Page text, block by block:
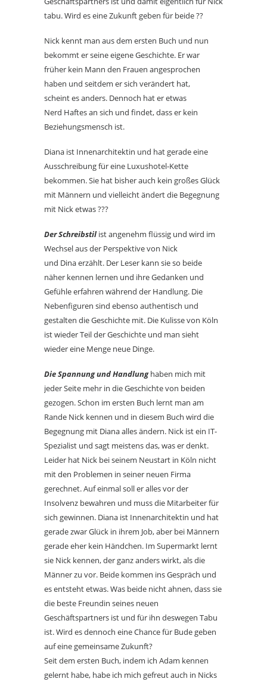
tabu. Wird es eine Zukunft geben für beide ??
Nick kennt man aus dem ersten Buch und nun
bekommt er seine eigene Geschichte. Er war
früher kein Mann den Frauen angesprochen
haben und seitdem er sich verändert hat,
scheint es anders. Dennoch hat er etwas
Nerd Haftes an sich und findet, dass er kein
Beziehungsmensch ist.
Diana ist Innenarchitektin und hat gerade eine
Ausschreibung für eine Luxushotel-Kette
bekommen. Sie hat bisher auch kein großes Glück
mit Männern und vielleicht ändert die Begegnung
mit Nick etwas ???
Der Schreibstil ist angenehm flüssig und wird im
Wechsel aus der Perspektive von Nick
und Dina erzählt. Der Leser kann sie so beide
näher kennen lernen und ihre Gedanken und
Gefühle erfahren während der Handlung. Die
Nebenfiguren sind ebenso authentisch und
gestalten die Geschichte mit. Die Kulisse von Köln
ist wieder Teil der Geschichte und man sieht
wieder eine Menge neue Dinge.
Die Spannung und Handlunghaben mich mit
jeder Seite mehr in die Geschichte von beiden
gezogen. Schon im ersten Buch lernt man am
Rande Nick kennen und in diesem Buch wird die
Begegnung mit Diana alles ändern. Nick ist ein IT-
Spezialist und sagt meistens das, was er denkt.
Leider hat Nick bei seinem Neustart in Köln nicht
mit den Problemen in seiner neuen Firma
gerechnet. Auf einmal soll er alles vor der
Insolvenz bewahren und muss die Mitarbeiter für
sich gewinnen. Diana ist Innenarchitektin und hat
gerade zwar Glück in ihrem Job, aber bei Männern
gerade eher kein Händchen. Im Supermarkt lernt
sie Nick kennen, der ganz anders wirkt, als die
Männer zu vor. Beide kommen ins Gespräch und
es entsteht etwas. Was beide nicht ahnen, dass sie
die beste Freundin seines neuen
Geschäftspartners ist und für ihn deswegen Tabu
ist. Wird es dennoch eine Chance für Bude geben
auf eine gemeinsame Zukunft?
Seit dem ersten Buch, indem ich Adam kennen
gelernt habe, habe ich mich gefreut auch in Nicks